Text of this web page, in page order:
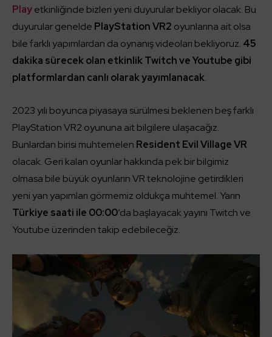
Playetkinliğinde bizleri yeni duyurular bekliyor olacak. Bu
duyurular genelde PlayStation VR2 oyunlarına ait olsa
bile farklı yapımlardan da oynanış videoları bekliyoruz. 45
dakika sürecek olan etkinlik Twitch ve Youtube gibi
platformlardan canlı olarak yayımlanacak.
2023 yılı boyunca piyasaya sürülmesi beklenen beş farklı
PlayStation VR2 oyununa ait bilgilere ulaşacağız.
Bunlardan birisi muhtemelen Resident Evil Village VR
olacak. Geri kalan oyunlar hakkında pek bir bilgimiz
olmasa bile büyük oyunların VR teknolojine getirdikleri
yeni yan yapımları görmemiz oldukça muhtemel. Yarın
Türkiye saati ile 00:00‘da başlayacak yayını Twitch ve
Youtube üzerinden takip edebileceğiz.